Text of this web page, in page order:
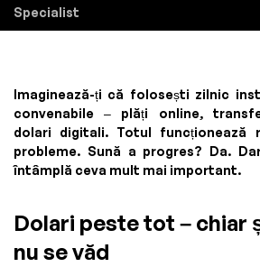
Specialist
Imaginează-ți că folosești zilnic
convenabile – plăți online,
dolari digitali. Totul funcționează
probleme. Sună a progres? Da.
întâmplă ceva mult mai important.
Dolari peste tot – chiar
nu se văd